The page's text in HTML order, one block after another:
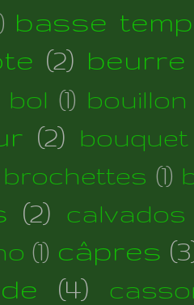
basse
(2) beurre
bol (1) bouillon
(2)
brochettes (1)
(2)
calvados
(1) câpres
(4)